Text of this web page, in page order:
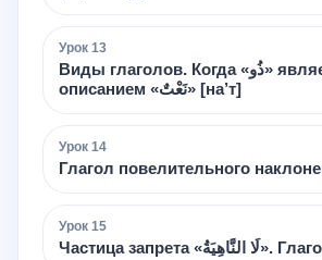
Урок 13
Виды глаголов. Когда «ذُو» является
описанием «نَعْتٌ» [на’т]
Урок 14
Глагол повелительного
Урок 15